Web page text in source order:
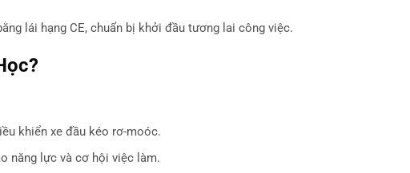
lái hạng CE, chuẩn bị khởi đầu tương lai công việc.
khiển xe đầu kéo rơ-moóc.
năng lực và cơ hội việc làm.